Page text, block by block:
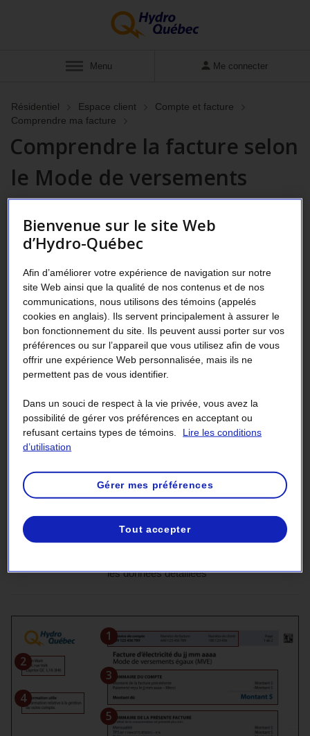
Afficher
Menu Me connecter
Résidentiel Espace client
Compte et facture
Comprendre ma facture
Comprendre la facture selon
le Mode de versements
égaux (MVE)
Votre facture est toujours établie au même
montant, lequel a été calculé en fonction de
votre historique de consommation
d’électricité de l’année précédente. Une fois
par année, la mensualité est soumise à une
révision et elle est alors ajustée à la hausse
ou à la baisse. La page 2 de la facture ci-
dessous, qui fournit les données détaillées
de votre consommation, est transmise tous
les deux mois.
Page 1 :
les données essentiellessection
cours
les données détaillées
1
2
3
4
5
Bienvenue sur le site Web
d’Hydro-Québec
Afin d’améliorer votre expérience de navigation sur notre
site Web ainsi que la qualité de nos contenus et de nos
communications, nous utilisons des témoins (appelés
cookies en anglais). Ils servent principalement à assurer le
bon fonctionnement du site. Ils peuvent aussi porter sur vos
préférences ou sur l’appareil que vous utilisez afin de vous
offrir une expérience Web personnalisée, mais ils ne
permettent pas de vous identifier.
Dans un souci de respect à la vie privée, vous avez la
possibilité de gérer vos préférences en acceptant ou
refusant certains types de témoins.
Lire les conditions
d’utilisation
Gérer mes préférences
Tout accepter